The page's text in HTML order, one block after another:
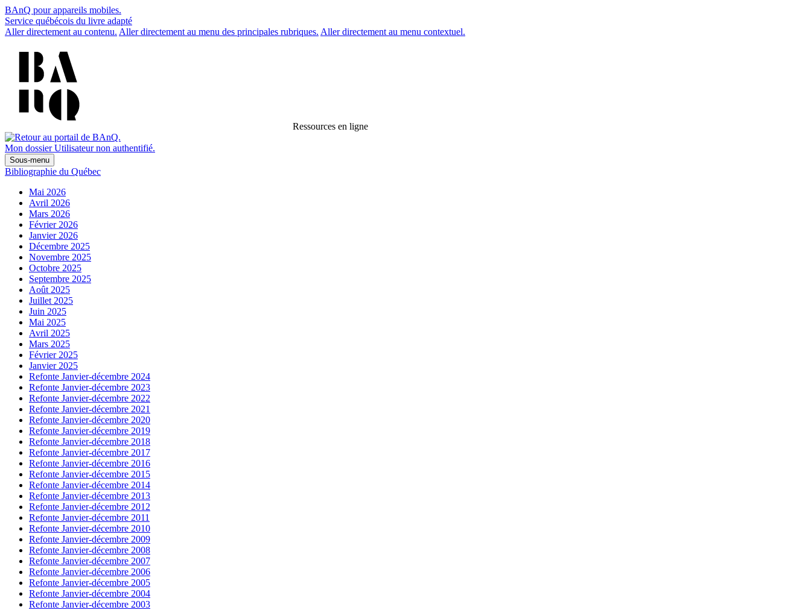
BAnQ pour appareils mobiles.
Service québécois du livre adapté
Aller directement au contenu. Aller directement au menu des principales rubriques. Aller directement au menu contextuel.
Ressources en ligne
Mon dossier Utilisateur non authentifié.
Sous-menu
Bibliographie du Québec
Mai 2026
Avril 2026
Mars 2026
Février 2026
Janvier 2026
Décembre 2025
Novembre 2025
Octobre 2025
Septembre 2025
Août 2025
Juillet 2025
Juin 2025
Mai 2025
Avril 2025
Mars 2025
Février 2025
Janvier 2025
Refonte Janvier-décembre 2024
Refonte Janvier-décembre 2023
Refonte Janvier-décembre 2022
Refonte Janvier-décembre 2021
Refonte Janvier-décembre 2020
Refonte Janvier-décembre 2019
Refonte Janvier-décembre 2018
Refonte Janvier-décembre 2017
Refonte Janvier-décembre 2016
Refonte Janvier-décembre 2015
Refonte Janvier-décembre 2014
Refonte Janvier-décembre 2013
Refonte Janvier-décembre 2012
Refonte Janvier-décembre 2011
Refonte Janvier-décembre 2010
Refonte Janvier-décembre 2009
Refonte Janvier-décembre 2008
Refonte Janvier-décembre 2007
Refonte Janvier-décembre 2006
Refonte Janvier-décembre 2005
Refonte Janvier-décembre 2004
Refonte Janvier-décembre 2003